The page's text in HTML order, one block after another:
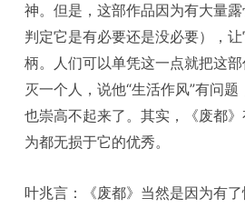
神。但是，这部作品因为有大量
判定它是有必要还是没必要），
柄。人们可以单凭这一点就把这
灭一个人，说他“生活作风”有问
也崇高不起来了。其实，《废都
为都无损于它的优秀。
叶兆言：《废都》当然是因为有